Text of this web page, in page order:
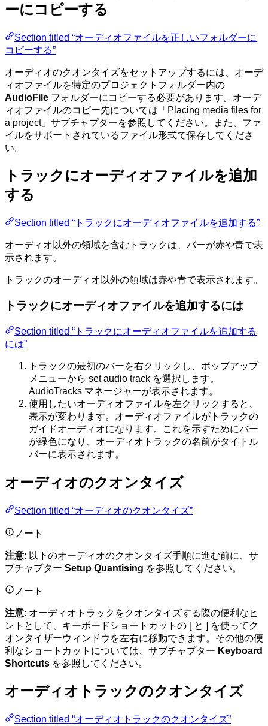
ーにコピーする
Section titled “オーディオファイルを正しいフォルダーに
コピーする”
オーディオのクオンタイズをセットアップするには、オーデ
ィオファイルを特定のプロジェクトフォルダー内の
AudioFile フォルダーにコピーする必要があります。オーデ
ィオファイルのコピー先については「Placing media files for
a project」サブチャプターを参照してください。また、ファ
イルをサポートされているファイル形式で保存してくださ
い。
トラックにオーディオファイルを追加
する
Section titled “トラックにオーディオファイルを追加する”
オーディオ以外の領域を含むトラックは、バーが赤や青で表
示されます。
トラックのオーディオ以外の領域は赤や青で表示されます。
トラックにオーディオファイルを追加するには
Section titled “トラックにオーディオファイルを追加する
には”
トラックの最初のバーを右クリックし、ポップアップ
メニューから set audio track を選択します。
AudioTracks マネージャーが表示されます。
使用したいオーディオファイルを左クリックすると、
表示が変わります。オーディオファイルがトラックの
ガイドオーディオになります。これを示すためにバー
が緑色になり、オーディオトラックの名前がタイトル
バーに表示されます。
オーディオのクオンタイズ
Section titled “オーディオのクオンタイズ”
ノート
注意: 以下のオーディオのクオンタイズ手順に進む前に、サ
ブチャプター Setup Quantising を参照してください。
ノート
注意: オーディオトラックをクオンタイズする際の便利なヒ
ントとして、キーボードショートカットの [ と ] を使ってク
オンタイザーウィンドウを左右に移動できます。その他の便
利なショートカットについては、サブチャプター Keyboard
Shortcuts を参照してください。
オーディオトラックのクオンタイズ
Section titled “オーディオトラックのクオンタイズ”